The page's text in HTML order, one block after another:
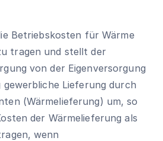
Betriebskosten für Wärme
tragen und stellt der
von der Eigenversorgung
gewerbliche Lieferung durch
(Wärmelieferung) um, so
der Wärmelieferung als
wenn